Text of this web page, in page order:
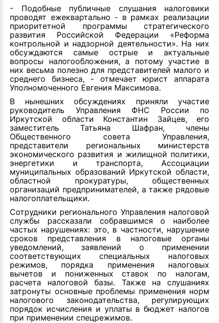
- Подобные публичные слушания налоговики
проводят ежеквартально - в рамках реализации
приоритетной программы стратегического
развития Российской Федерации «Реформа
контрольной и надзорной деятельности». На них
обсуждаются самые острые и актуальные
вопросы налогообложения, а потому участие в
них весьма полезно для представителей малого и
среднего бизнеса, - отмечает юрист аппарата
Уполномоченного Евгения Максимова.
В нынешних обсуждениях приняли участие
руководитель Управления ФНС России по
Иркутской области Константин Зайцев, его
заместитель Татьяна Шафран, члены
Общественного совета Управления,
представители региональных министерств
экономического развития и жилищной политики,
энергетики и транспорта, Ассоциации
муниципальных образований Иркутской области,
областной прокуратуры, общественных
организаций предпринимателей, а также рядовые
налогоплательщики.
Сотрудники регионального Управления налоговой
службы рассказали собравшимся о наиболее
частых нарушениях: это, в частности, нарушение
сроков представления в налоговые органы
уведомлений, заявлений о применении
соответствующих специальных налоговых
режимов, порядка применения налоговых
вычетов и пониженных ставок по налогам,
расчета налоговой базы. Также на слушаниях
затронуты основные проблемы применения норм
налогового законодательства, регулирующих
порядок исчисления и уплаты в бюджет налогов
при применении спецрежимов.